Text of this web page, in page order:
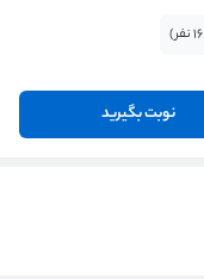
نوبت بگیرید